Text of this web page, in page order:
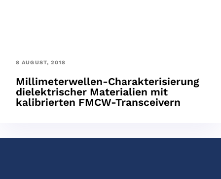
8 AUGUST, 2018
Millimeterwellen-Charakterisierung
dielektrischer Materialien mit
kalibrierten FMCW-Transceivern